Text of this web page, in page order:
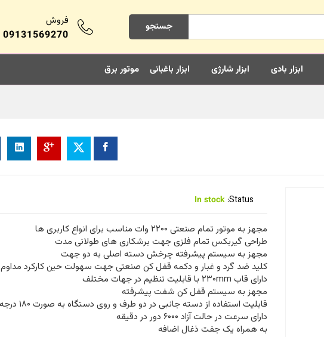
جستجو فروش
09131569270
ابزار بادی ابزار شارژی ابزار باغبانی موتور برق
Status:
In stock
مجهز به موتور تمام صنعتی ۲۲۰۰ وات مناسب برای انواع کاربری ها
طراحی گیربکس تمام فلزی جهت برشکاری های طولانی مدت
مجهز به سیستم پیشرفته چرخش دسته اصلی به دو جهت
کلید ضد گرد و غبار و دکمه قفل کن صنعتی جهت سهولت حین کارکرد مداوم
دارای قاب ۲۳۰mm با قابلیت تنظیم در جهات مختلف
مجهز به سیستم قفل کن شفت پیشرفته
قابلیت استفاده از دسته جانبی در دو طرف و روی دستگاه به صورت ۱۸۰ درجه
دارای سرعت در حالت آزاد ۶۰۰۰ دور در دقیقه
به همراه یک جفت ذغال اضافه